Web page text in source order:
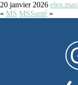
20 janvier 2026
« MS MSSanté »